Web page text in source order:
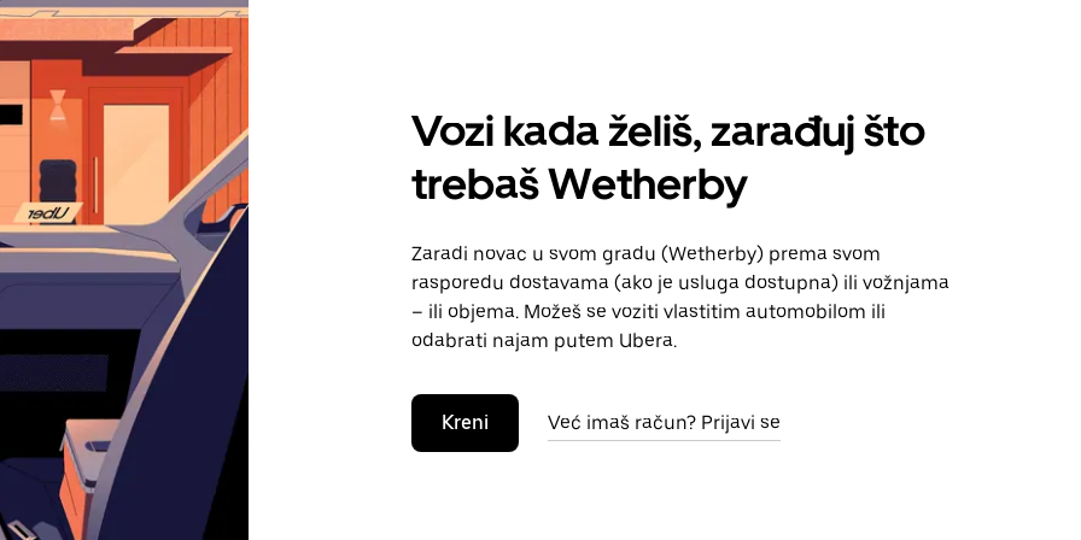
Vozi kada želiš, zarađuj što
trebaš Wetherby
Zaradi novac u svom gradu (Wetherby) prema svom
rasporedu dostavama (ako je usluga dostupna) ili vožnjama
– ili objema. Možeš se voziti vlastitim automobilom ili
odabrati najam putem Ubera.
Kreni Već imaš račun? Prijavi se